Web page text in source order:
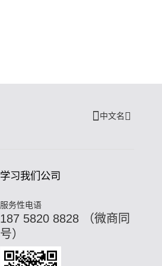
中文名
学习我们公司
服务性电语
187 5820 8828 （微商同
号）